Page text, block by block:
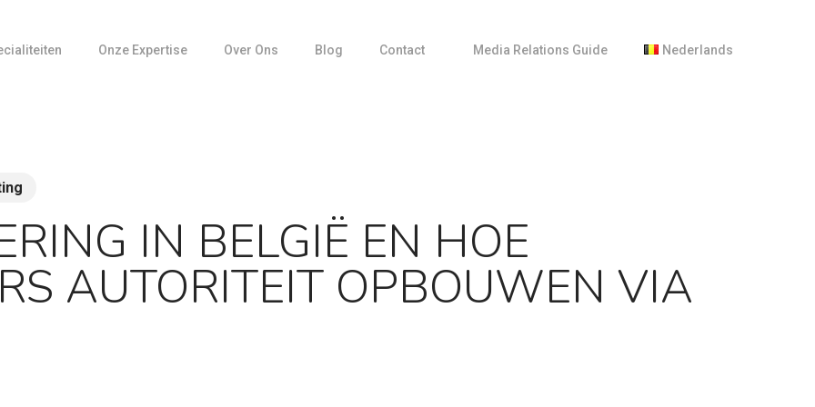
Onze Expertise
Strategische Communicatie
Visuele Communicatie
Over Ons Blog Contact Med ia Rel ations Guid e Nederlands
IN BELGIË EN HOE
AUTORITEIT OPBOUWEN VIA